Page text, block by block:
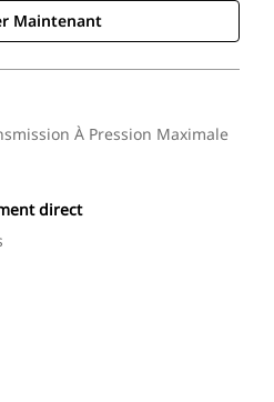
Maintenant
À Pression Maximale
direct